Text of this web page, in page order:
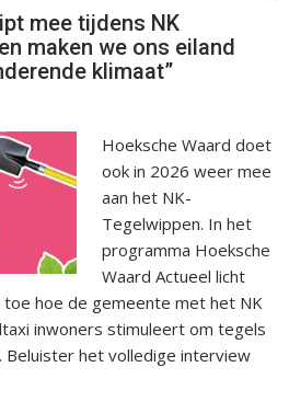
mee tijdens NK
maken we ons eiland
klimaat”
Hoeksche Waard doet
ook in 2026 weer mee
aan het NK-
Tegelwippen. In het
programma Hoeksche
Waard Actueel licht
hoe de gemeente met het NK
inwoners stimuleert om tegels
het volledige interview